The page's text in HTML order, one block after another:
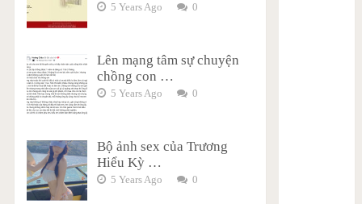
5 Years Ago 0
Lên mạng tâm sự chuyện
chồng con …
5 Years Ago 0
Bộ ảnh sex của Trương
Hiểu Kỳ …
5 Years Ago 0